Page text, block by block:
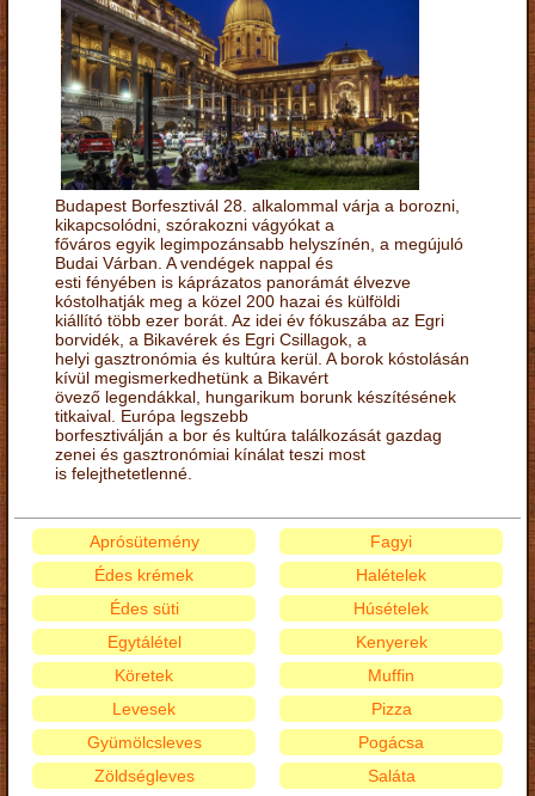
Budapest Borfesztivál 28. alkalommal várja a borozni,
kikapcsolódni, szórakozni vágyókat a
főváros egyik legimpozánsabb helyszínén, a megújuló
Budai Várban. A vendégek nappal és
esti fényében is káprázatos panorámát élvezve
kóstolhatják meg a közel 200 hazai és külföldi
kiállító több ezer borát. Az idei év fókuszába az Egri
borvidék, a Bikavérek és Egri Csillagok, a
helyi gasztronómia és kultúra kerül. A borok kóstolásán
kívül megismerkedhetünk a Bikavért
övező legendákkal, hungarikum borunk készítésének
titkaival. Európa legszebb
borfesztiválján a bor és kultúra találkozását gazdag
zenei és gasztronómiai kínálat teszi most
is felejthetetlenné.
Aprósütemény
Édes krémek
Édes süti
Egytálétel
Fagyi
Halételek
Húsételek
Kenyerek
Köretek
Levesek
Gyümölcsleves
Zöldségleves
Muffin
Pizza
Pogácsa
Saláta